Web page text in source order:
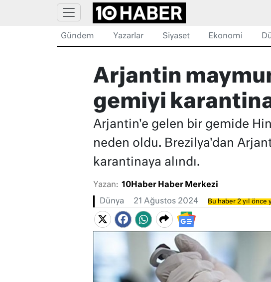
Gündem Yazarlar Siyaset Ekonomi
Arjantin
gemiyi
Arjantin'e gelen bir gemide
neden oldu. Brezilya'dan
karantinaya alındı.
Yazan: 10Haber Haber Merkezi
Dünya 21 Ağustos 2024 Bu haber 2 yıl önce